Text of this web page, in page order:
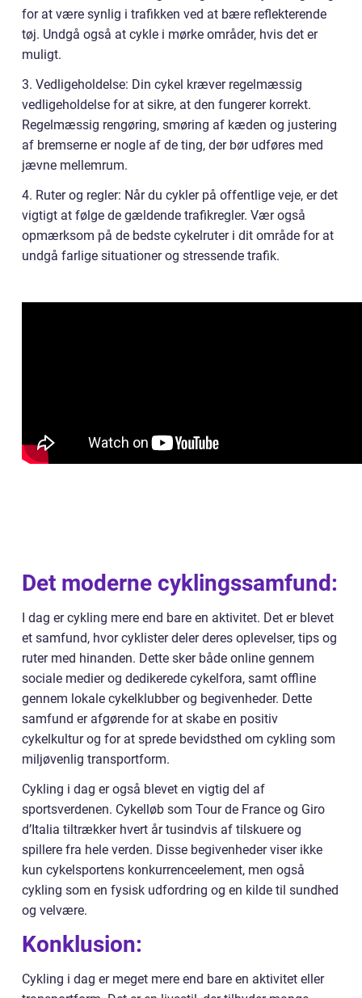
for at være synlig i trafikken ved at bære reflekterende
tøj. Undgå også at cykle i mørke områder, hvis det er
muligt.
3. Vedligeholdelse: Din cykel kræver regelmæssig
vedligeholdelse for at sikre, at den fungerer korrekt.
Regelmæssig rengøring, smøring af kæden og justering
af bremserne er nogle af de ting, der bør udføres med
jævne mellemrum.
4. Ruter og regler: Når du cykler på offentlige veje, er det
vigtigt at følge de gældende trafikregler. Vær også
opmærksom på de bedste cykelruter i dit område for at
undgå farlige situationer og stressende trafik.
Det moderne cyklingssamfund:
I dag er cykling mere end bare en aktivitet. Det er blevet
et samfund, hvor cyklister deler deres oplevelser, tips og
ruter med hinanden. Dette sker både online gennem
sociale medier og dedikerede cykelfora, samt offline
gennem lokale cykelklubber og begivenheder. Dette
samfund er afgørende for at skabe en positiv
cykelkultur og for at sprede bevidsthed om cykling som
miljøvenlig transportform.
Cykling i dag er også blevet en vigtig del af
sportsverdenen. Cykelløb som Tour de France og Giro
d’Italia tiltrækker hvert år tusindvis af tilskuere og
spillere fra hele verden. Disse begivenheder viser ikke
kun cykelsportens konkurrenceelement, men også
cykling som en fysisk udfordring og en kilde til sundhed
og velvære.
Konklusion:
Cykling i dag er meget mere end bare en aktivitet eller